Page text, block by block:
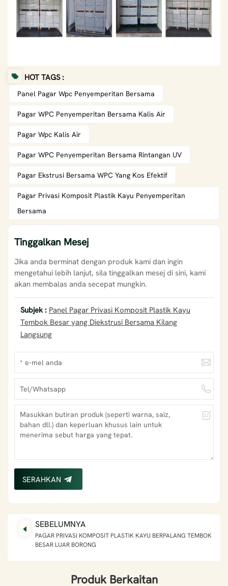
HOT TAGS :
Panel Pagar Wpc Penyemperitan Bersama
Pagar WPC Penyemperitan Bersama Kalis Air
Pagar Wpc Kalis Air
Pagar WPC Penyemperitan Bersama Rintangan UV
Pagar Ekstrusi Bersama WPC Yang Kos Efektif
Pagar Privasi Komposit Plastik Kayu Penyemperitan
Bersama
Tinggalkan Mesej
Jika anda berminat dengan produk kami dan ingin
mengetahui lebih lanjut, sila tinggalkan mesej di sini, kami
akan membalas anda secepat mungkin.
Subjek : Panel Pagar Privasi Komposit Plastik Kayu
Tembok Besar yang Diekstrusi Bersama Kilang
Langsung
SERAHKAN
SEBELUMNYA
PAGAR PRIVASI KOMPOSIT PLASTIK KAYU BERPALANG TEMBOK
BESAR LUAR BORONG
Produk Berkaitan